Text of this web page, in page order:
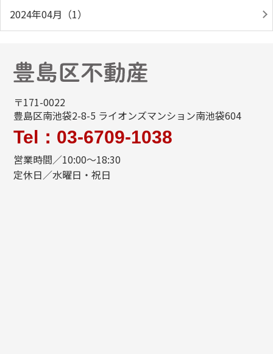
2024年04月（1）
〒171-0022
豊島区南池袋2-8-5 ライオンズマンション南池袋604
Tel：03-6709-1038
営業時間／10:00～18:30
定休日／水曜日・祝日